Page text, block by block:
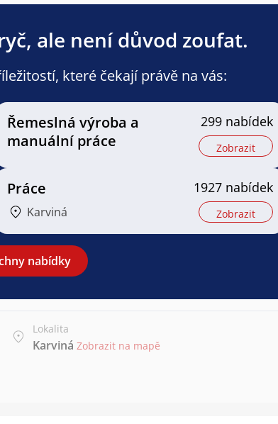
ale není důvod zoufat.
které čekají právě na vás:
Řemeslná výroba a
manuální práce
299 nabídek
Zobrazit
Práce
Karviná
1927 nabídek
Zobrazit
nabídky
Lokalita
Karviná Zobrazit na mapě